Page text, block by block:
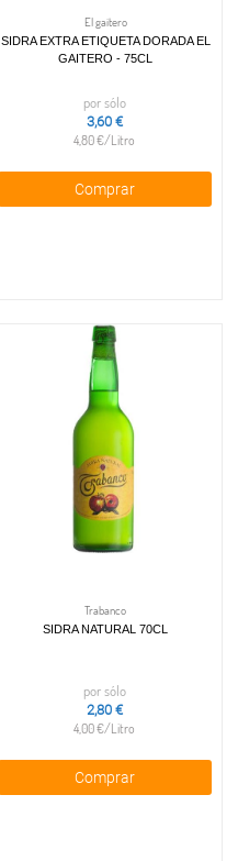
El gaitero
SIDRA EXTRA ETIQUETA DORADA EL
GAITERO - 75CL
por sólo
3,60 €
4,80 €/Litro
Comprar
Trabanco
SIDRA NATURAL 70CL
por sólo
2,80 €
4,00 €/Litro
Comprar